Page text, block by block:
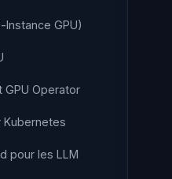
Instance GPU)
GPU Operator
Kubernetes
pour les LLM